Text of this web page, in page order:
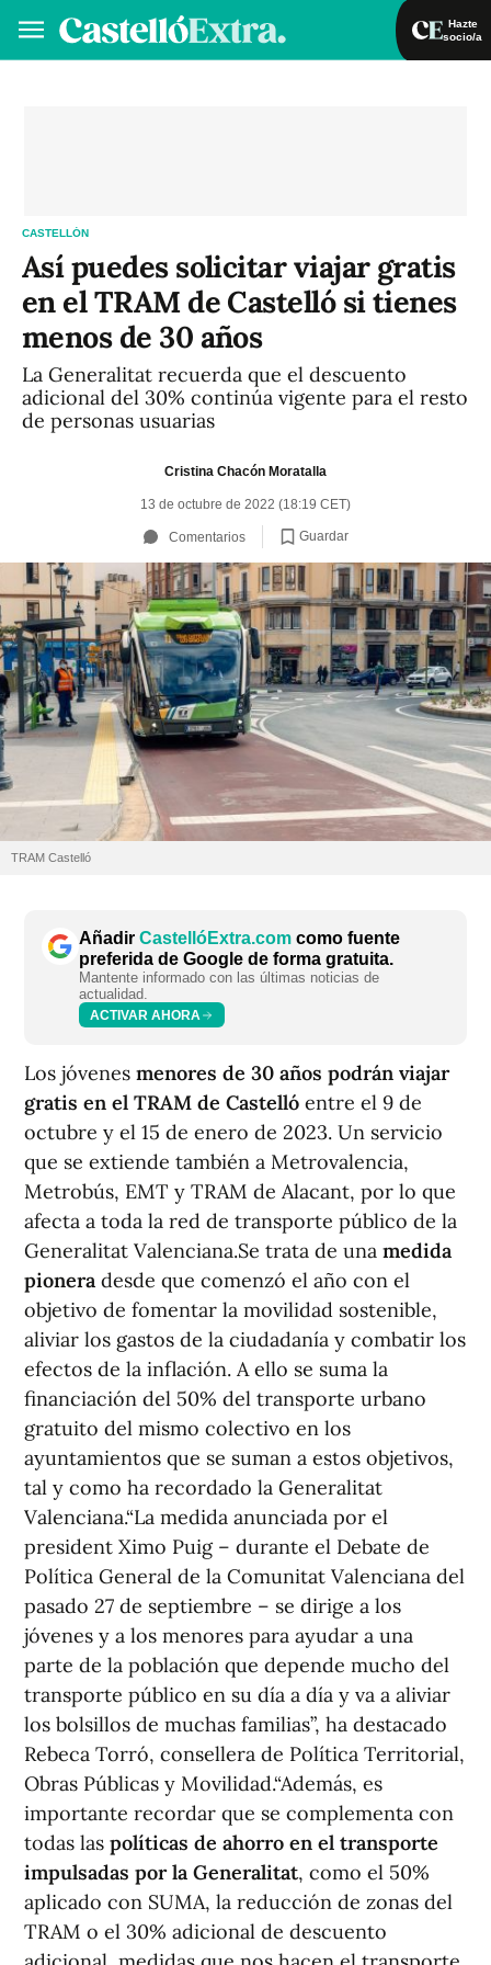
Hazte
socio/a
CASTELLÓN
Así puedes solicitar viajar gratis
en el TRAM de Castelló si tienes
menos de 30 años
La Generalitat recuerda que el descuento
adicional del 30% continúa vigente para el resto
de personas usuarias
Cristina Chacón Moratalla
13 de octubre de 2022 (18:19 CET)
Comentarios Guardar
TRAM Castelló
Añadir CastellóExtra.com como fuente
preferida de Google de forma gratuita.
Mantente informado con las últimas noticias de
actualidad.
ACTIVAR AHORA
Los jóvenes menores de 30 años podrán viajar
gratis en el TRAM de Castelló entre el 9 de
octubre y el 15 de enero de 2023. Un servicio
que se extiende también a Metrovalencia,
Metrobús, EMT y TRAM de Alacant, por lo que
afecta a toda la red de transporte público de la
Generalitat Valenciana.Se trata de una medida
pionera desde que comenzó el año con el
objetivo de fomentar la movilidad sostenible,
aliviar los gastos de la ciudadanía y combatir los
efectos de la inflación. A ello se suma la
financiación del 50% del transporte urbano
gratuito del mismo colectivo en los
ayuntamientos que se suman a estos objetivos,
tal y como ha recordado la Generalitat
Valenciana.“La medida anunciada por el
president Ximo Puig – durante el Debate de
Política General de la Comunitat Valenciana del
pasado 27 de septiembre – se dirige a los
jóvenes y a los menores para ayudar a una
parte de la población que depende mucho del
transporte público en su día a día y va a aliviar
los bolsillos de muchas familias”, ha destacado
Rebeca Torró, consellera de Política Territorial,
Obras Públicas y Movilidad.“Además, es
importante recordar que se complementa con
todas las políticas de ahorro en el transporte
impulsadas por la Generalitat, como el 50%
aplicado con SUMA, la reducción de zonas del
TRAM o el 30% adicional de descuento